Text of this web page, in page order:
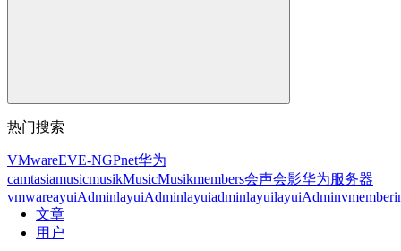
热门搜索
VMwareEVE-NGPnet华为
camtasiamusicmusikMusicMusikmembers会声会影华为服务器
vmwareayuiAdminlayuiAdminlayuiadminlayuilayuiAdminvmember
文章
用户